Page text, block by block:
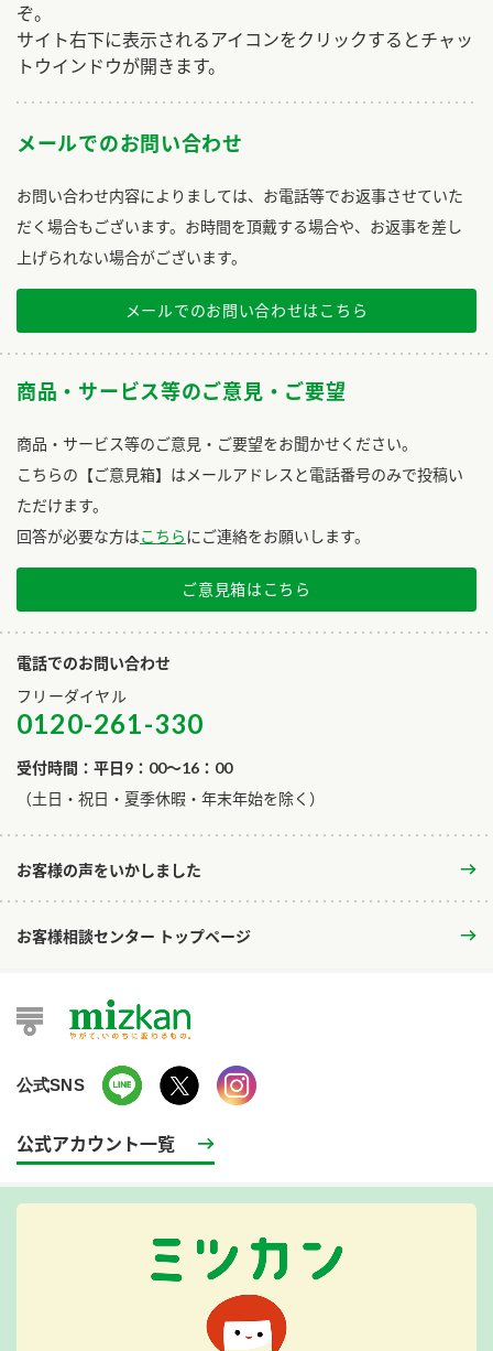
ぞ。
サイト右下に表示されるアイコンをクリックするとチャッ
トウインドウが開きます。
メールでのお問い合わせ
お問い合わせ内容によりましては、お電話等でお返事させていた
だく場合もございます。お時間を頂戴する場合や、お返事を差し
上げられない場合がございます。
メールでのお問い合わせはこちら
商品・サービス等のご意見・ご要望
商品・サービス等のご意見・ご要望をお聞かせください。
こちらの【ご意見箱】はメールアドレスと電話番号のみで投稿い
ただけます。
回答が必要な方はこちらにご連絡をお願いします。
ご意見箱はこちら
電話でのお問い合わせ
フリーダイヤル
0120-261-330
受付時間：平日9：00～16：00
​（土日・祝日・夏季休暇・年末年始を除く）
お客様の声をいかしました
お客様相談センター トップページ
公式SNS
公式アカウント一覧